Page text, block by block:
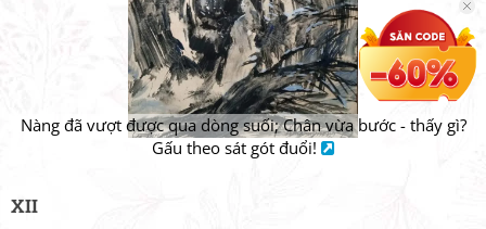
Nàng đã vượt được qua dòng suối; Chân vừa bước - thấy gì?
Gấu theo sát gót đuổi!
XII